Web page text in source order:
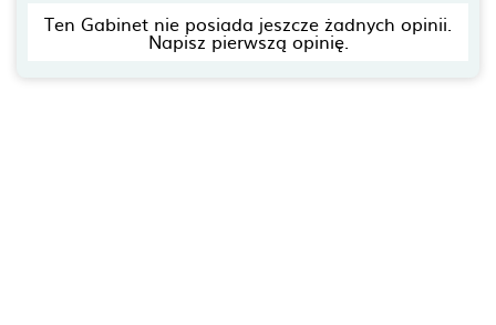
Ten Gabinet nie posiada jeszcze żadnych opinii.
Napisz pierwszą opinię.